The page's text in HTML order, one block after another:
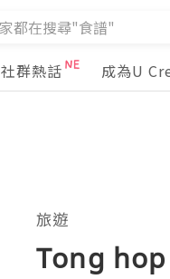
社群熱話 成為U
旅遊
Tong